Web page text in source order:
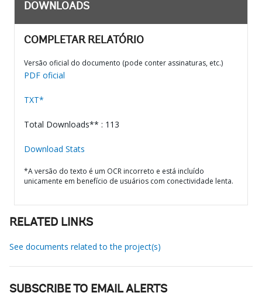
DOWNLOADS
COMPLETAR RELATÓRIO
Versão oficial do documento (pode conter assinaturas, etc.)
PDF oficial
TXT*
Total Downloads** : 113
Download Stats
*A versão do texto é um OCR incorreto e está incluído
unicamente em benefício de usuários com conectividade lenta.
RELATED LINKS
See documents related to the project(s)
SUBSCRIBE TO EMAIL ALERTS